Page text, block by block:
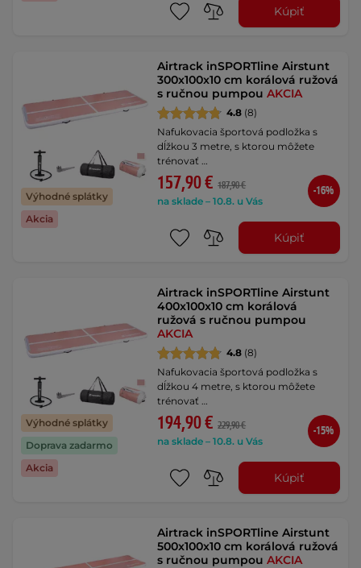
Kúpiť
Výhodné splátky
Akcia
Airtrack inSPORTline Airstunt
300x100x10 cm korálová ružová
s ručnou pumpouAKCIA
4.8 (8)
Nafukovacia športová podložka s
dĺžkou 3 metre, s ktorou môžete
trénovať …
157,90 € 187,90 €
na sklade – 10.8. u Vás
-16%
Kúpiť
Výhodné splátky
Doprava zadarmo
Akcia
Airtrack inSPORTline Airstunt
400x100x10 cm korálová
ružová s ručnou pumpou
AKCIA
4.8 (8)
Nafukovacia športová podložka s
dĺžkou 4 metre, s ktorou môžete
trénovať …
194,90 € 229,90 €
na sklade – 10.8. u Vás
-15%
Kúpiť
Airtrack inSPORTline Airstunt
500x100x10 cm korálová ružová
s ručnou pumpouAKCIA